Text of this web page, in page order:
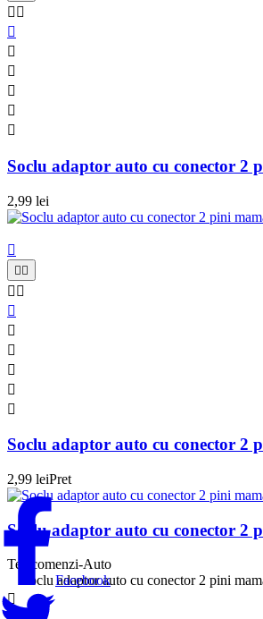
 






Soclu adaptor auto cu conector 2
2,99 lei


 






Soclu adaptor auto cu conector 2
2,99 leiPret
Soclu adaptor auto cu conector 2
Telecomenzi-Auto
Soclu adaptor auto cu conector 2 pini

Facebook